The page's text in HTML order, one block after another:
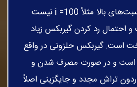
که این ویژگی برای نسبت‌های بالا مثلاً 100= i نیست
احتمال رد کردن گیربکس زیاد
است. گیربکس حلزونی در واقع
و در صورت مصرف شدن و
تراش مجدد و جایگزینی اصلاً